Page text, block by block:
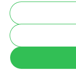
Roarrow_drop_down cookie